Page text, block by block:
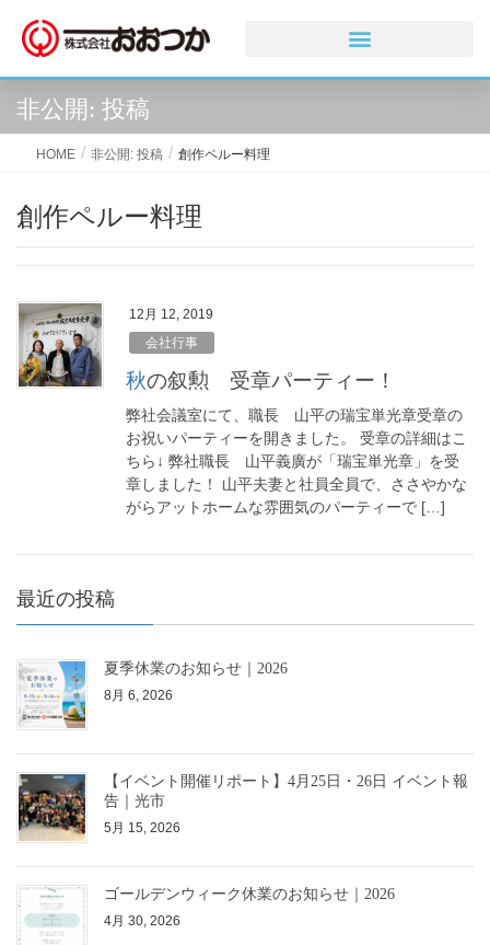
非公開: 投稿
HOME 非公開: 投稿 創作ペルー料理
創作ペルー料理
12月 12, 2019
会社行事
秋の叙勲 受章パーティー！
弊社会議室にて、職長 山平の瑞宝単光章受章の
お祝いパーティーを開きました。 受章の詳細はこ
ちら↓ 弊社職長 山平義廣が「瑞宝単光章」を受
章しました！ 山平夫妻と社員全員で、ささやかな
がらアットホームな雰囲気のパーティーで […]
最近の投稿
夏季休業のお知らせ｜2026
8月 6, 2026
【イベント開催リポート】4月25日・26日 イベント報
告｜光市
5月 15, 2026
ゴールデンウィーク休業のお知らせ｜2026
4月 30, 2026